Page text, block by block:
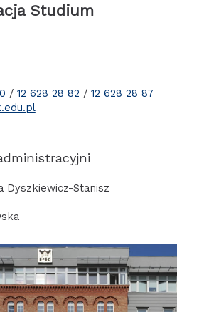
Studium
/ 12 628 28 82 / 12 628 28 87
Dyszkiewicz-Stanisz